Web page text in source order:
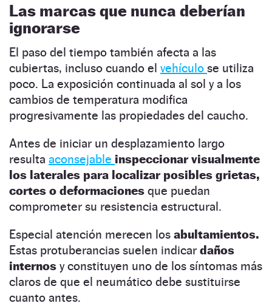
Las marcas que nunca deberían
ignorarse
El paso del tiempo también afecta a las
cubiertas, incluso cuando el vehículo se utiliza
poco. La exposición continuada al sol y a los
cambios de temperatura modifica
progresivamente las propiedades del caucho.
Antes de iniciar un desplazamiento largo
resulta aconsejable inspeccionar visualmente
los laterales para localizar posibles grietas,
cortes o deformaciones que puedan
comprometer su resistencia estructural.
Especial atención merecen los abultamientos.
Estas protuberancias suelen indicar daños
internos y constituyen uno de los síntomas más
claros de que el neumático debe sustituirse
cuanto antes.